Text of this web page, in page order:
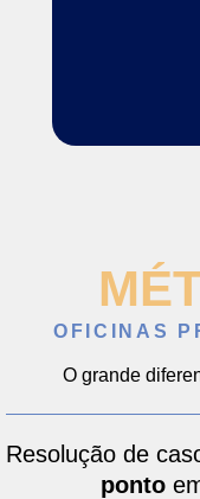
OFICINAS
O grande
Resolução de
ponto